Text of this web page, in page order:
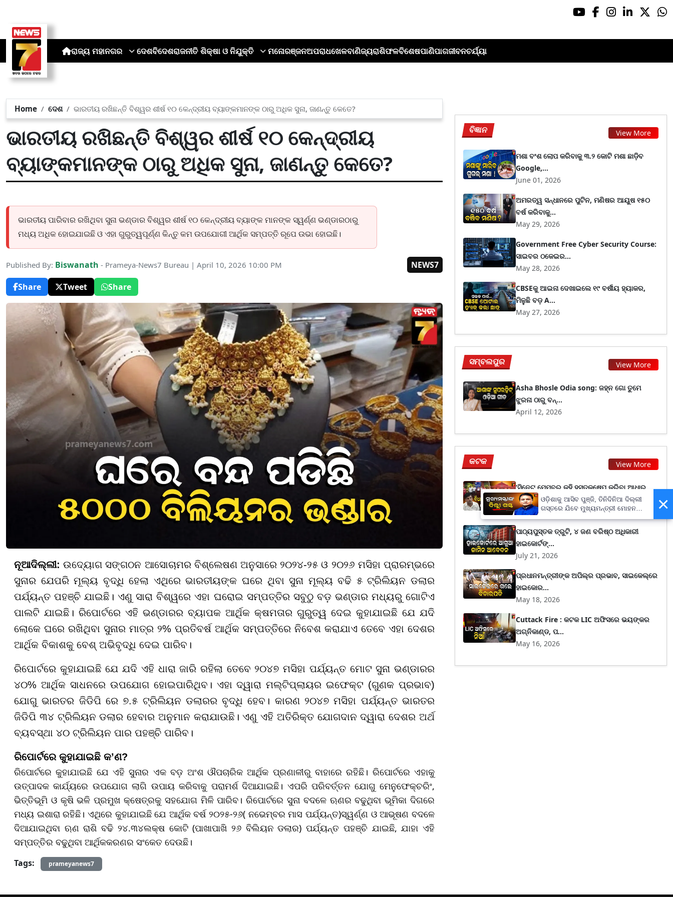
ରାଜ୍ୟ ମହାନଗର ଦେଶବିଦେଶରାଜନୀତି ଶିକ୍ଷା ଓ ନିଯୁକ୍ତି ମନୋରଞ୍ଜନଅପରାଧଖେଳବାଣିଜ୍ୟରାଶିଫଳବିଶେଷପାଣିପାଗଜୀବନଚର୍ଯ୍ୟା
Home ଦେଶ ଭାରତୀୟ ରଖିଛନ୍ତି ବିଶ୍ୱର ଶୀର୍ଷ ୧୦ କେନ୍ଦ୍ରୀୟ ବ୍ୟାଙ୍କମାନଙ୍କ ଠାରୁ ଅଧିକ ସୁନା, ଜାଣନ୍ତୁ କେତେ?
ଭାରତୀୟ ରଖିଛନ୍ତି ବିଶ୍ୱର ଶୀର୍ଷ ୧୦ କେନ୍ଦ୍ରୀୟ
ବ୍ୟାଙ୍କମାନଙ୍କ ଠାରୁ ଅଧିକ ସୁନା, ଜାଣନ୍ତୁ କେତେ?
ଭାରତୀୟ ପାରିବାର ରଖିଥିବା ସୁନା ଭଣ୍ଡାର ବିଶ୍ୱର ଶୀର୍ଷ ୧୦ କେନ୍ଦ୍ରୀୟ ବ୍ୟାଙ୍କ ମାନଙ୍କ ସ୍ୱର୍ଣ୍ଣ ଭଣ୍ଡାରଠାରୁ
ମଧ୍ୟ ଅଧିକ ହୋଇଯାଇଛି ଓ ଏହା ଗୁରୁତ୍ୱପୂର୍ଣ୍ଣ କିନ୍ତୁ କମ ଉପଯୋଗୀ ଆର୍ଥିକ ସମ୍ପତ୍ତି ରୂପେ ଉଭା ହୋଇଛି।
Published By: Biswanath - Prameya-News7 Bureau | April 10, 2026 10:00 PM
NEWS7
Share
Tweet Share
ନୂଆଦିଲ୍ଲୀ: ଉଦ୍ୟୋଗ ସଙ୍ଗଠନ ଆସୋଚାମର ବିଶ୍ଲେଷଣ ଅନୁସାରେ ୨୦୨୪-୨୫ ଓ ୨୦୨୬ ମସିହା ପ୍ରାରମ୍ଭରେ
ସୁନାର ଯେପରି ମୂଲ୍ୟ ବୃଦ୍ଧି ହେଲା ଏଥିରେ ଭାରତୀୟଙ୍କ ଘରେ ଥିବା ସୁନା ମୂଲ୍ୟ ବଢି ୫ ଟ୍ରିଲିୟନ ଡଲାର
ପର୍ଯ୍ୟନ୍ତ ପହଞ୍ଚି ଯାଇଛି। ଏଣୁ ସାରା ବିଶ୍ୱରେ ଏହା ଘରୋଇ ସମ୍ପତ୍ତିର ସବୁଠୁ ବଡ଼ ଭଣ୍ଡାର ମଧ୍ୟରୁ ଗୋଟିଏ
ପାଲଟି ଯାଇଛି। ରିପୋର୍ଟରେ ଏହି ଭଣ୍ଡାରର ବ୍ୟାପକ ଆର୍ଥିକ କ୍ଷମତାର ଗୁରୁତ୍ୱ ଦେଇ କୁହାଯାଇଛି ଯେ ଯଦି
ଲୋକେ ଘରେ ରଖିଥିବା ସୁନାର ମାତ୍ର ୨% ପ୍ରତିବର୍ଷ ଆର୍ଥିକ ସମ୍ପତ୍ତିରେ ନିବେଶ କରାଯାଏ ତେବେ ଏହା ଦେଶର
ଆର୍ଥିକ ବିକାଶକୁ ବେଶ୍ ଅଭିବୃଦ୍ଧି ଦେଇ ପାରିବ।
ରିପୋର୍ଟରେ କୁହାଯାଇଛି ଯେ ଯଦି ଏହି ଧାରା ଜାରି ରହିଲା ତେବେ ୨୦୪୭ ମସିହା ପର୍ଯ୍ୟନ୍ତ ମୋଟ ସୁନା ଭଣ୍ଡାରର
୪୦% ଆର୍ଥିକ ସାଧନରେ ଉପଯୋଗ ହୋଇପାରିଥିବ। ଏହା ଦ୍ୱାରା ମଲ୍ଟିପ୍ଲାୟର ଇଫେକ୍ଟ (ଗୁଣକ ପ୍ରଭାବ)
ଯୋଗୁ ଭାରତର ଜିଡିପି ରେ ୭.୫ ଟ୍ରିଲିୟନ ଡଲାରର ବୃଦ୍ଧି ହେବ। କାରଣ ୨୦୪୭ ମସିହା ପର୍ଯ୍ୟନ୍ତ ଭାରତର
ଜିଡିପି ୩୪ ଟ୍ରିଲିୟନ ଡଲାର ହେବାର ଅନୁମାନ କରାଯାଉଛି। ଏଣୁ ଏହି ଅତିରିକ୍ତ ଯୋଗଦାନ ଦ୍ୱାରା ଦେଶର ଅର୍ଥ
ବ୍ୟବସ୍ଥା ୪୦ ଟ୍ରିଲିୟନ ପାର ପହଞ୍ଚି ପାରିବ।
ରିପୋର୍ଟରେ କୁହାଯାଇଛି କ’ଣ?
ରିପୋର୍ଟରେ କୁହାଯାଇଛି ଯେ ଏହି ସୁନାର ଏକ ବଡ଼ ଅଂଶ ଔପଚାରିକ ଆର୍ଥିକ ପ୍ରଣାଳୀରୁ ବାହାରେ ରହିଛି। ରିପୋର୍ଟରେ ଏହାକୁ
ଉତ୍ପାଦକ କାର୍ଯ୍ୟରେ ଉପଯୋଗ ଲାଗି ଉପାୟ କରିବାକୁ ପରାମର୍ଶ ଦିଆଯାଇଛି। ଏପରି ପରିବର୍ତ୍ତନ ଯୋଗୁ ମେନୁଫେକ୍ଚରିଂ,
ଭିତ୍ତିଭୂମି ଓ କୃଷି ଭଳି ପ୍ରମୁଖ କ୍ଷେତ୍ରକୁ ସହଯୋଗ ମିଳି ପାରିବ। ରିପୋର୍ଟରେ ସୁନା ବଦଳେ ଋଣର ବଢୁଥିବା ଭୂମିକା ଦିଗରେ
ମଧ୍ୟ ଇଶାରା ରହିଛି। ଏଥିରେ କୁହାଯାଇଛି ଯେ ଆର୍ଥିକ ବର୍ଷ ୨୦୨୫-୨୬( ନଭେମ୍ବର ମାସ ପର୍ଯ୍ୟନ୍ତ)ସ୍ୱର୍ଣ୍ଣ ଓ ଆଭୂଷଣ ବଦଳେ
ଦିଆଯାଇଥିବା ଋଣ ରାଶି ବଢି ୨୪.୩୪ଲକ୍ଷ କୋଟି (ପାଖାପାଖି ୨୬ ବିଲିୟନ ଡଲାର) ପର୍ଯ୍ୟନ୍ତ ପହଞ୍ଚି ଯାଇଛି, ଯାହା ଏହି
ସମ୍ପତ୍ତିର ବଢୁଥିବା ଆର୍ଥିକକରଣର ସଂକେତ ଦେଉଛି।
Tags: prameyanews7
ବିଜ୍ଞାନ View More
ମଶା ବଂଶ ଲୋପ କରିବାକୁ ୩.୨ କୋଟି ମଶା ଛାଡ଼ିବ
Google,...
June 01, 2026
ଅମରତ୍ୱ ସନ୍ଧାନରେ ପୁଟିନ, ମଣିଷର ଆୟୁଷ ୧୫୦
ବର୍ଷ କରିବାକୁ...
May 29, 2026
Government Free Cyber Security Course:
ସାଇବର ଠକେଇର...
May 28, 2026
CBSEକୁ ଆଇନା ଦେଖାଇଲେ ୧୯ ବର୍ଷୀୟ ହ୍ୟାକର,
ମିଳୁଛି ବଡ଼ A...
May 27, 2026
ସମ୍ବଲପୁର View More
Asha Bhosle Odia song: ଜହ୍ନ ଗୋ ତୁମେ
ଝୁରନା ଠାରୁ ବନ୍...
April 12, 2026
କଟକ View More
‘ସିନେଟ ମେମ୍ବର କହି ହସ୍ତକ୍ଷେପ କରିବା ଆଧାର
ନୁହେଁ’: ରେଭ...
August 06, 2026
ପାଠ୍ୟପୁସ୍ତକ ତ୍ରୁଟି, ୪ ଜଣ ବରିଷ୍ଠ ଅଧିକାରୀ
ହାଇକୋର୍ଟଙ୍...
July 21, 2026
ପ୍ରଧାନମନ୍ତ୍ରୀଙ୍କ ଅପିଲ୍‌ର ପ୍ରଭାବ, ସାଇକେଲ୍‌ରେ
ହାଇକୋର...
May 18, 2026
Cuttack Fire : କଟକ LIC ଅଫିସରେ ଭୟଙ୍କର
ଅଗ୍ନିକାଣ୍ଡ, ପ...
May 16, 2026
×
ଓଡ଼ିଶାକୁ ଆସିବ ପୁଞ୍ଜି, ତିନିଦିନିଆ ଦିଲ୍ଲୀ
ଗସ୍ତରେ ଯିବେ ମୁଖ୍ୟମନ୍ତ୍ରୀ ମୋହନ